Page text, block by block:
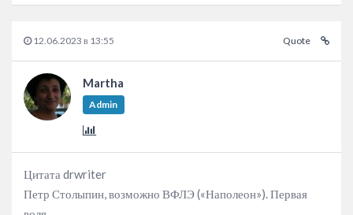
12.06.2023 в 13:55 Quote
Martha
Admin
Цитата drwriter
Петр Столыпин, возможно ВФЛЭ («Наполеон»). Первая